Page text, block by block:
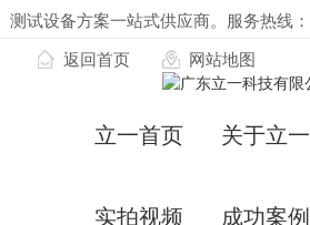
测试设备方案一站式供应商。服务热线：
返回首页 网站地图
立一首页 关于立一
实拍视频 成功案例